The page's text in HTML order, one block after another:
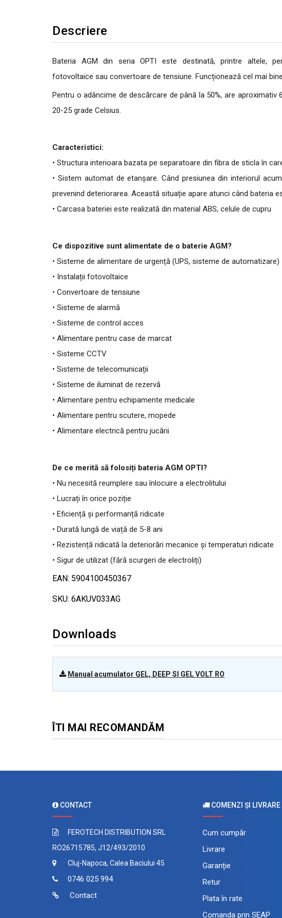
Descriere
Bateria AGM din seria OPTI este destinată, printre altele,
fotovoltaice sau convertoare de tensiune. Funcționează cel mai
Pentru o adâncime de descărcare de până la 50%, are
20-25 grade Celsius.
Caracteristici:
• Structura interioara bazata pe separatoare din fibra de sticla în
• Sistem automat de etanșare. Când presiunea din interiorul
prevenind deteriorarea. Această situație apare atunci când bateria
• Carcasa bateriei este realizată din material ABS, celule de cupru
Ce dispozitive sunt alimentate de o baterie AGM?
• Sisteme de alimentare de urgență (UPS, sisteme de automatizare)
• Instalații fotovoltaice
• Convertoare de tensiune
• Sisteme de alarmă
• Sisteme de control acces
• Alimentare pentru case de marcat
• Sisteme CCTV
• Sisteme de telecomunicații
• Sisteme de iluminat de rezervă
• Alimentare pentru echipamente medicale
• Alimentare pentru scutere, mopede
• Alimentare electrică pentru jucării
De ce merită să folosiți bateria AGM OPTI?
• Nu necesită reumplere sau înlocuire a electrolitului
• Lucrați în orice poziție
• Eficiență și performanță ridicate
• Durată lungă de viață de 5-8 ani
• Rezistență ridicată la deteriorări mecanice și temperaturi ridicate
• Sigur de utilizat (fără scurgeri de electroliți)
EAN: 5904100450367
SKU: 6AKUV033AG
Downloads
Manual acumulator GEL, DEEP SI GEL VOLT RO
ÎTI MAI RECOMANDĂM
CONTACT
FEROTECH DISTRIBUTION SRL
RO26715785, J12/493/2010
Cluj-Napoca, Calea Baciului 45
0746 025 994
Contact
COMENZI ŞI LIVRARE
Cum cumpăr
Livrare
Garanție
Retur
Plata în rate
Comanda prin SEAP